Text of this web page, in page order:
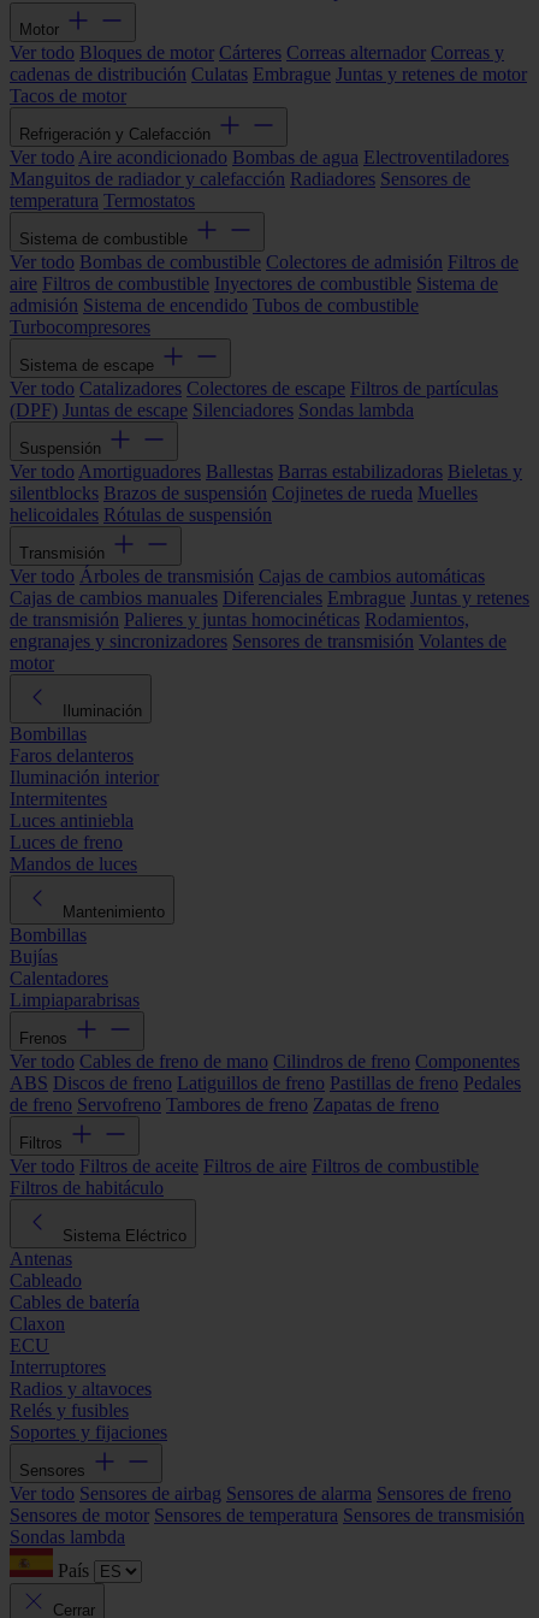
Motor
Ver todo Bloques de motor Cárteres Correas alternador Correas y
cadenas de distribución Culatas Embrague Juntas y retenes de motor
Tacos de motor
Refrigeración y Calefacción
Ver todo Aire acondicionado Bombas de agua Electroventiladores
Manguitos de radiador y calefacción Radiadores Sensores de
temperatura Termostatos
Sistema de combustible
Ver todo Bombas de combustible Colectores de admisión Filtros de
aire Filtros de combustible Inyectores de combustible Sistema de
admisión Sistema de encendido Tubos de combustible
Turbocompresores
Sistema de escape
Ver todo Catalizadores Colectores de escape Filtros de partículas
(DPF) Juntas de escape Silenciadores Sondas lambda
Suspensión
Ver todo Amortiguadores Ballestas Barras estabilizadoras Bieletas y
silentblocks Brazos de suspensión Cojinetes de rueda Muelles
helicoidales Rótulas de suspensión
Transmisión
Ver todo Árboles de transmisión Cajas de cambios automáticas
Cajas de cambios manuales Diferenciales Embrague Juntas y retenes
de transmisión Palieres y juntas homocinéticas Rodamientos,
engranajes y sincronizadores Sensores de transmisión Volantes de
motor
Iluminación
Bombillas
Faros delanteros
Iluminación interior
Intermitentes
Luces antiniebla
Luces de freno
Mandos de luces
Mantenimiento
Bombillas
Bujías
Calentadores
Limpiaparabrisas
Frenos
Ver todo Cables de freno de mano Cilindros de freno Componentes
ABS Discos de freno Latiguillos de freno Pastillas de freno Pedales
de freno Servofreno Tambores de freno Zapatas de freno
Filtros
Ver todo Filtros de aceite Filtros de aire Filtros de combustible
Filtros de habitáculo
Sistema Eléctrico
Antenas
Cableado
Cables de batería
Claxon
ECU
Interruptores
Radios y altavoces
Relés y fusibles
Soportes y fijaciones
Sensores
Ver todo Sensores de airbag Sensores de alarma Sensores de freno
Sensores de motor Sensores de temperatura Sensores de transmisión
Sondas lambda
País
Cerrar